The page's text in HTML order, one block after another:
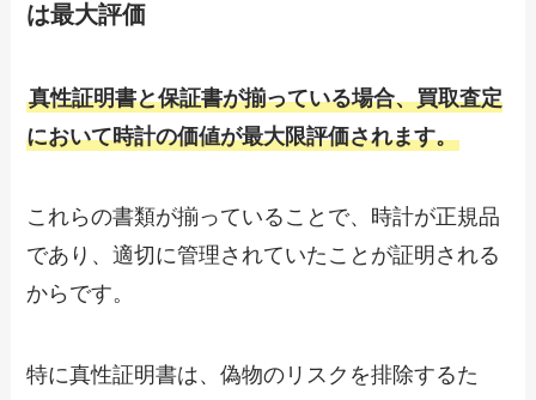
は最大評価
真性証明書と保証書が揃っている場合、買取査定
において時計の価値が最大限評価されます。
これらの書類が揃っていることで、時計が正規品
であり、適切に管理されていたことが証明される
からです。
特に真性証明書は、偽物のリスクを排除するた